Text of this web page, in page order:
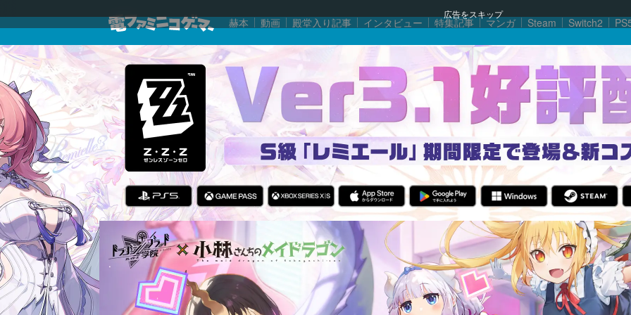
広告をスキップ
赫本 動画 殿堂入り記事 インタビュー 特集記事 マンガ Steam Switch2